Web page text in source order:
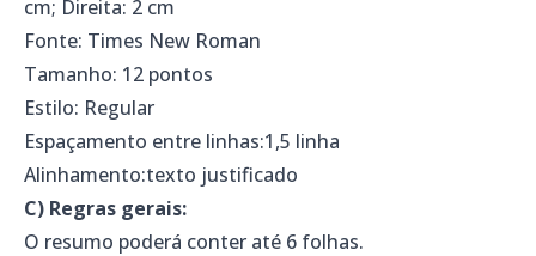
cm; Direita: 2 cm
Fonte: Times New Roman
Tamanho: 12 pontos
Estilo: Regular
Espaçamento entre linhas:1,5 linha
Alinhamento:texto justificado
C) Regras gerais:
O resumo poderá conter até 6 folhas.